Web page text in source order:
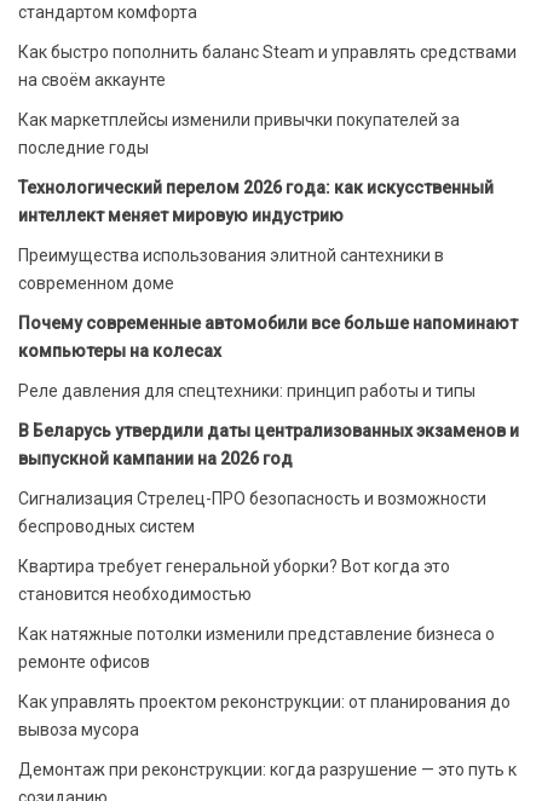
стандартом комфорта
Как быстро пополнить баланс Steam и управлять средствами
на своём аккаунте
Как маркетплейсы изменили привычки покупателей за
последние годы
Технологический перелом 2026 года: как искусственный
интеллект меняет мировую индустрию
Преимущества использования элитной сантехники в
современном доме
Почему современные автомобили все больше напоминают
компьютеры на колесах
Реле давления для спецтехники: принцип работы и типы
В Беларусь утвердили даты централизованных экзаменов и
выпускной кампании на 2026 год
Сигнализация Стрелец-ПРО безопасность и возможности
беспроводных систем
Квартира требует генеральной уборки? Вот когда это
становится необходимостью
Как натяжные потолки изменили представление бизнеса о
ремонте офисов
Как управлять проектом реконструкции: от планирования до
вывоза мусора
Демонтаж при реконструкции: когда разрушение — это путь к
созиданию